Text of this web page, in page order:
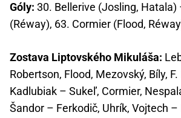
Góly: 30. Bellerive (Josling, Hatala)
(Réway), 63. Cormier (Flood,
Zostava Liptovského Mikuláša:
Robertson, Flood, Mezovský, Bíly, F.
Kadlubiak – Sukeľ, Cormier,
Šandor – Ferkodič, Uhrík, Vojtech –